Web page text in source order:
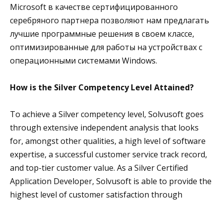
Microsoft в качестве сертифицированного
серебряного партнера позволяют нам предлагать
лучшие программные решения в своем классе,
оптимизированные для работы на устройствах с
операционными системами Windows.
How is the Silver Competency Level Attained?
To achieve a Silver competency level, Solvusoft goes
through extensive independent analysis that looks
for, amongst other qualities, a high level of software
expertise, a successful customer service track record,
and top-tier customer value. As a Silver Certified
Application Developer, Solvusoft is able to provide the
highest level of customer satisfaction through